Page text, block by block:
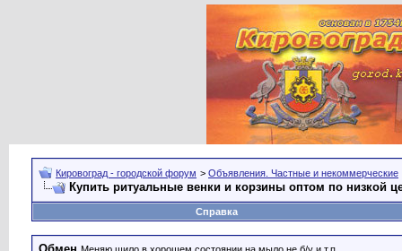
Кировоград - городской форум > Объявления. Частные и некоммерческие
Купить ритуальные венки и корзины оптом по низкой
Справка